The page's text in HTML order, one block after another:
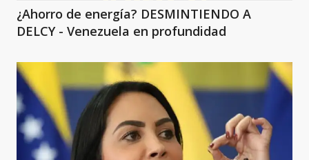
¿Ahorro de energía? DESMINTIENDO A
DELCY - Venezuela en profundidad